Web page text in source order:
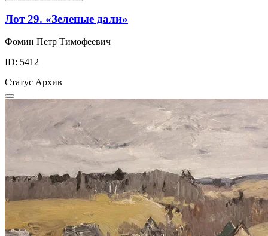
Лот 29. «Зеленые дали»
Фомин Петр Тимофеевич
ID: 5412
Статус Архив